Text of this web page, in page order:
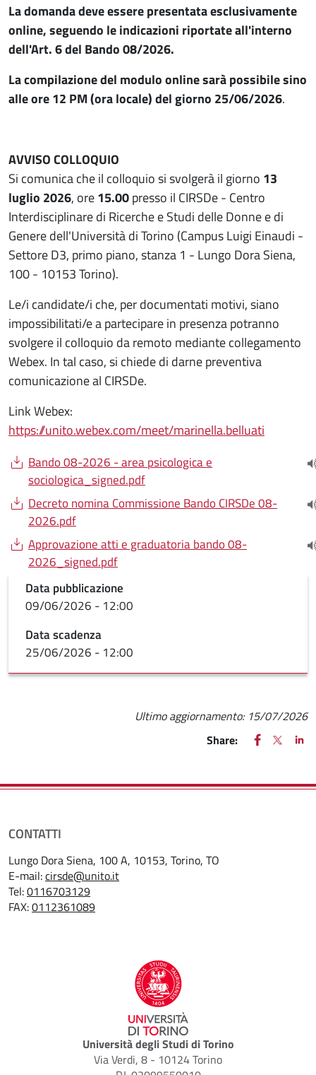
La domanda deve essere presentata esclusivamente
online, seguendo le indicazioni riportate all'interno
dell'Art. 6 del Bando 08/2026.
La compilazione del modulo online sarà possibile sino
alle ore 12 PM (ora locale) del giorno 25/06/2026.
AVVISO COLLOQUIO
Si comunica che il colloquio si svolgerà il giorno 13
luglio 2026, ore15.00presso il CIRSDe - Centro
Interdisciplinare di Ricerche e Studi delle Donne e di
Genere dell'Università di Torino (Campus Luigi Einaudi -
Settore D3, primo piano, stanza 1 - Lungo Dora Siena,
100 - 10153 Torino).
Le/i candidate/i che, per documentati motivi, siano
impossibilitati/e a partecipare in presenza potranno
svolgere il colloquio da remoto mediante collegamento
Webex. In tal caso, si chiede di darne preventiva
comunicazione al CIRSDe.
Link Webex:
https://unito.webex.com/meet/marinella.belluati
Document
Bando 08-2026 - area psicologica e
sociologica_signed.pdf
Document
Decreto nomina Commissione Bando CIRSDe 08-
2026.pdf
Document
Approvazione atti e graduatoria bando 08-
2026_signed.pdf
Data pubblicazione
09/06/2026 - 12:00
Data scadenza
25/06/2026 - 12:00
Ultimo aggiornamento: 15/07/2026
Share:
FACEBOOK
(apre una
X
(apre
CONTATTI
Lungo Dora Siena, 100 A, 10153, Torino, TO
E-mail:cirsde@unito.it
Tel:0116703129
FAX:0112361089
Università degli Studi di Torino
Via Verdi, 8 - 10124 Torino